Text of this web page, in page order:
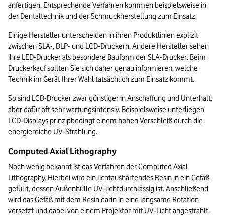
anfertigen. Entsprechende Verfahren kommen beispielsweise in
der Dentaltechnik und der Schmuckherstellung zum Einsatz.
Einige Hersteller unterscheiden in ihren Produktlinien explizit
zwischen SLA-, DLP- und LCD-Druckern. Andere Hersteller sehen
ihre LED-Drucker als besondere Bauform der SLA-Drucker. Beim
Druckerkauf sollten Sie sich daher genau informieren, welche
Technik im Gerät Ihrer Wahl tatsächlich zum Einsatz kommt.
So sind LCD-Drucker zwar günstiger in Anschaffung und Unterhalt,
aber dafür oft sehr wartungsintensiv. Beispielsweise unterliegen
LCD-Displays prinzipbedingt einem hohen Verschleiß durch die
energiereiche UV-Strahlung.
Computed Axial Lithography
Noch wenig bekannt ist das Verfahren der Computed Axial
Lithography. Hierbei wird ein lichtaushärtendes Resin in ein Gefäß
gefüllt, dessen Außenhülle UV-lichtdurchlässig ist. Anschließend
wird das Gefäß mit dem Resin darin in eine langsame Rotation
versetzt und dabei von einem Projektor mit UV-Licht angestrahlt.